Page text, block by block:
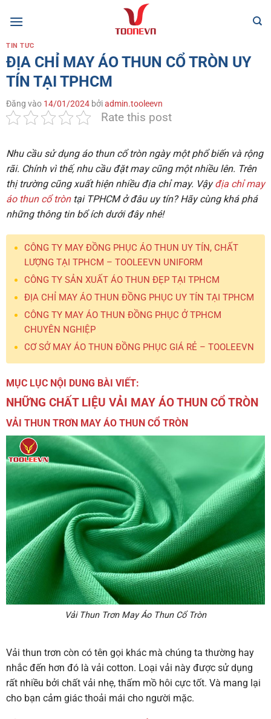
qua
TIN TỨC
ĐỊA CHỈ MAY ÁO THUN CỔ TRÒN UY
TÍN TẠI TPHCM
Đăng vào 14/01/2024 bởiadmin.tooleevn
Rate this post
Nhu cầu sử dụng áo thun cổ tròn ngày một phổ biến và rộng
rãi. Chính vì thế, nhu cầu đặt may cũng một nhiều lên. Trên
thị trường cũng xuất hiện nhiều địa chỉ may. Vậyđịa chỉ may
áo thun cổ tròntại TPHCM ở đâu uy tín? Hãy cùng khá phá
những thông tin bổ ích dưới đây nhé!
CÔNG TY MAY ĐỒNG PHỤC ÁO THUN UY TÍN, CHẤT
LƯỢNG TẠI TPHCM – TOOLEEVN UNIFORM
CÔNG TY SẢN XUẤT ÁO THUN ĐẸP TẠI TPHCM
ĐỊA CHỈ MAY ÁO THUN ĐỒNG PHỤC UY TÍN TẠI TPHCM
CÔNG TY MAY ÁO THUN ĐỒNG PHỤC Ở TPHCM
CHUYÊN NGHIỆP
CƠ SỞ MAY ÁO THUN ĐỒNG PHỤC GIÁ RẺ – TOOLEEVN
MỤC LỤC NỘI DUNG BÀI VIẾT:
NHỮNG CHẤT LIỆU VẢI MAY ÁO THUN CỔ TRÒN
VẢI THUN TRƠN MAY ÁO THUN CỔ TRÒN
Vải Thun Trơn May Áo Thun Cổ Tròn
Vải thun trơn còn có tên gọi khác mà chúng ta thường hay
nhắc đến hơn đó là vải cotton. Loại vải này được sử dụng
rất nhiều bởi chất vải nhẹ, thấm mồ hôi cực tốt. Và mang lại
cho bạn cảm giác thoải mái cho người mặc.